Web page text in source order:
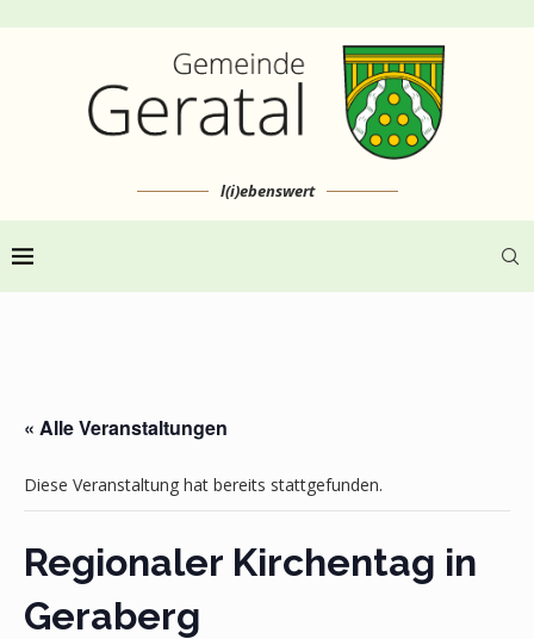
l(i)ebenswert
« Alle Veranstaltungen
Diese Veranstaltung hat bereits stattgefunden.
Regionaler Kirchentag in
Geraberg